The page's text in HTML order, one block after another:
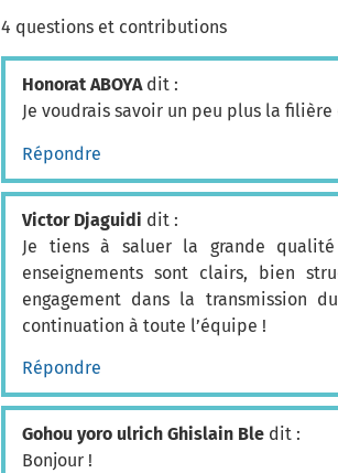
4 questions et contributions
Honorat ABOYA dit :
Je voudrais savoir un peu plus la
Répondre
Victor Djaguidi dit :
Je tiens à saluer la grande
enseignements sont clairs, bien
engagement dans la transmission
continuation à toute l’équipe !
Répondre
Gohou yoro ulrich Ghislain Ble dit :
Bonjour !